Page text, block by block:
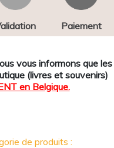
Paiement
vous informons que les
(livres et souvenirs)
en Belgique.
de produits :